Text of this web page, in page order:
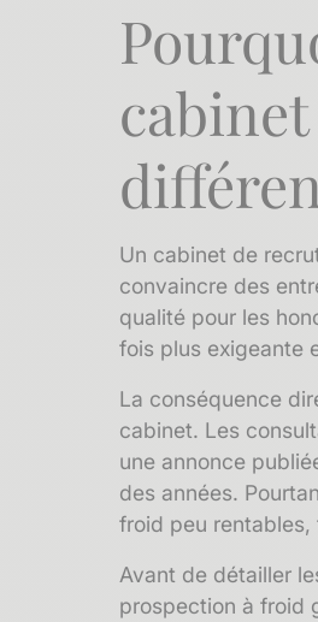
Un cabinet de
convaincre des
qualité pour les
fois plus exigeante
La conséquence
cabinet. Les
une annonce
des années.
froid peu
Avant de détailler
prospection à froid